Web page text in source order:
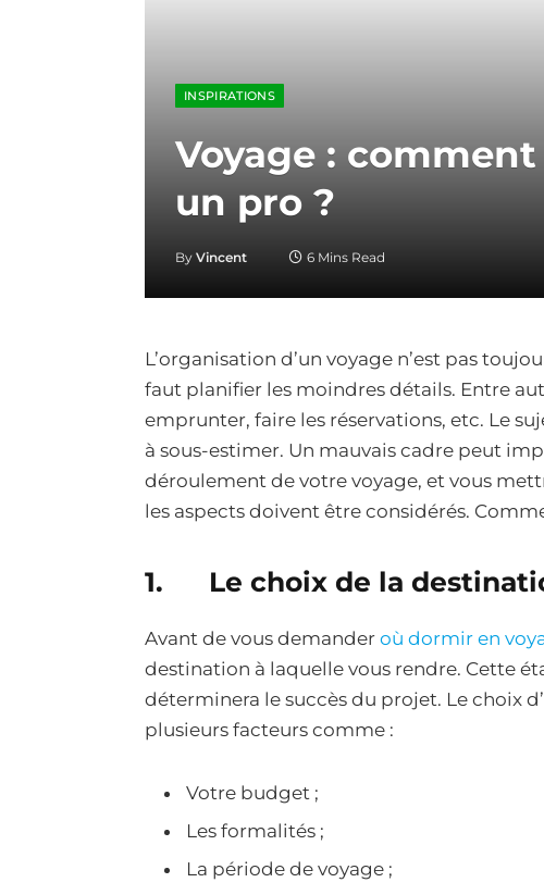
INSPIRATIONS
Voyage :
un pro ?
By Vincent 6 Mins Read
L’organisation d’un voyage n’est pas
faut planifier les moindres détails. Entre
emprunter, faire les réservations, etc. Le
à sous-estimer. Un mauvais cadre peut
déroulement de votre voyage, et vous
les aspects doivent être considérés.
1. Le choix de la
Avant de vous demander où dormir en
destination à laquelle vous rendre. Cette
déterminera le succès du projet. Le choix
plusieurs facteurs comme :
Votre budget ;
Les formalités ;
La période de voyage ;